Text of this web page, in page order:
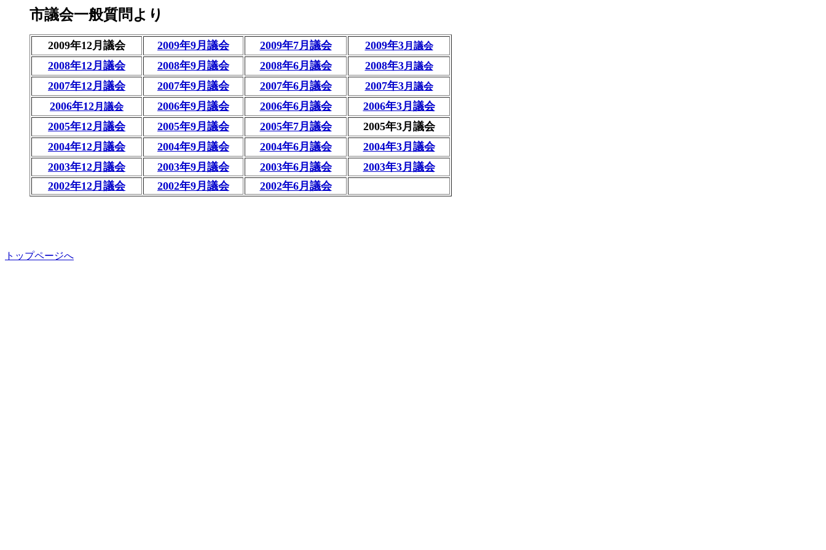
市議会一般質問より
2009年12月議会 2009年9月議会 2009年7月議会 2009年3月議会
2008年12月議会 2008年9月議会 2008年6月議会 2008年3月議会
2007年12月議会 2007年9月議会 2007年6月議会 2007年3月議会
2006年12月議会 2006年9月議会 2006年6月議会
2006年3月議会
2005年12月議会
2005年9月議会 2005年7月議会
2005年3月議会
2004年12月議会
2004年9月議会 2004年6月議会
2004年3月議会
2003年12月議会
2003年9月議会 2003年6月議会
2003年3月議会
2002年12月議会
2002年9月議会 2002年6月議会
トップページへ